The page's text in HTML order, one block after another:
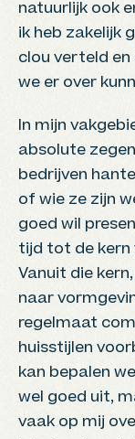
natuurlijk ook
ik heb zakelijk
clou verteld
we er over
In mijn
absolute
bedrijven
of wie ze zijn
goed wil
tijd tot de kern
Vanuit die
naar
regelmaat
huisstijlen
kan bepalen
wel goed uit,
vaak op mij